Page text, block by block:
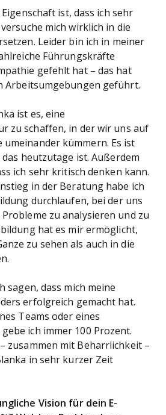
Eigenschaft ist, dass ich sehr
mich wirklich in die
Leider bin ich in meiner
Führungskräfte
gefehlt hat – das hat
Arbeitsumgebungen geführt.
ist es, eine
zu schaffen, in der wir uns auf
umeinander kümmern. Es ist
heutzutage ist. Außerdem
ich sehr kritisch denken kann.
in der Beratung habe ich
durchlaufen, bei der uns
zu analysieren und zu
hat es mir ermöglicht,
zu sehen als auch in die
sagen, dass mich meine
erfolgreich gemacht hat.
Teams oder eines
ich immer 100 Prozent.
zusammen mit Beharrlichkeit –
in sehr kurzer Zeit
Vision für dein E-